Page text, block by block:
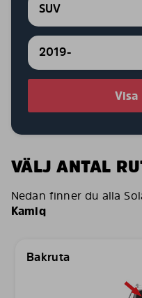
SUV
2019-
VÄLJ ANTAL
Nedan finner du alla
Kamiq
Bakruta